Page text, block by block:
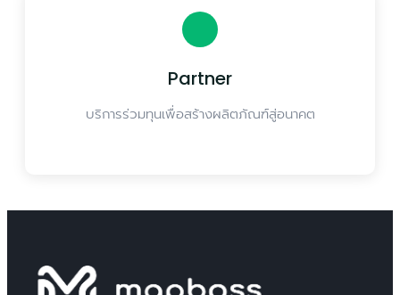
Partner
บริการร่วมทุนเพื่อสร้างผลิตภัณฑ์สู่อนาคต